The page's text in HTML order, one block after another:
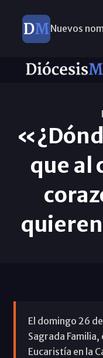
Nuevos
que al
El domingo 26
Sagrada
Eucaristía en la